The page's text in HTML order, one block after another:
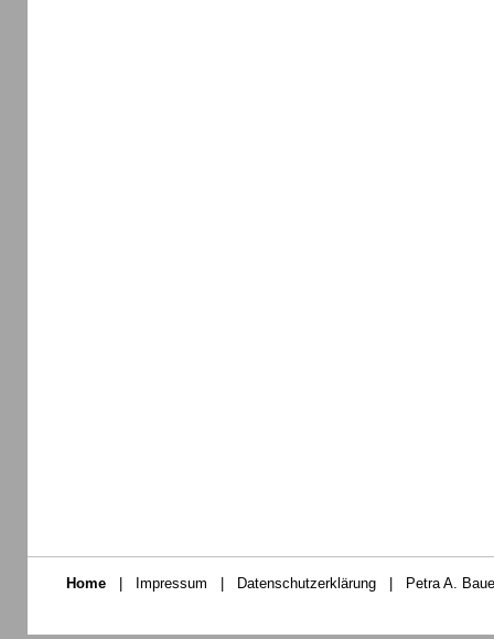
Home Impressum Datenschutzerklärung Petra A.